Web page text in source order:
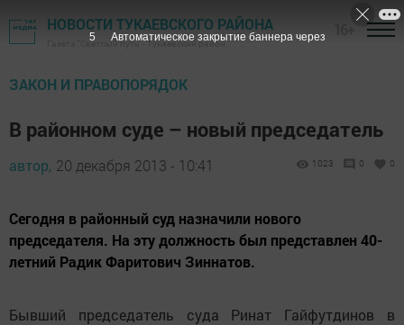
НОВОСТИ ТУКАЕВСКОГО РАЙОНА
Газета "Светлый путь" - Тукаевский район
ЗАКОН И ПРАВОПОРЯДОК
В районном суде – новый председатель
автор, 20 декабря 2013 - 10:41 1023 0 0
Сегодня в районный суд назначили нового
председателя. На эту должность был представлен 40-
летний Радик Фаритович Зиннатов.
Бывший председатель суда Ринат Гайфутдинов в
4 Автоматическое закрытие баннера через